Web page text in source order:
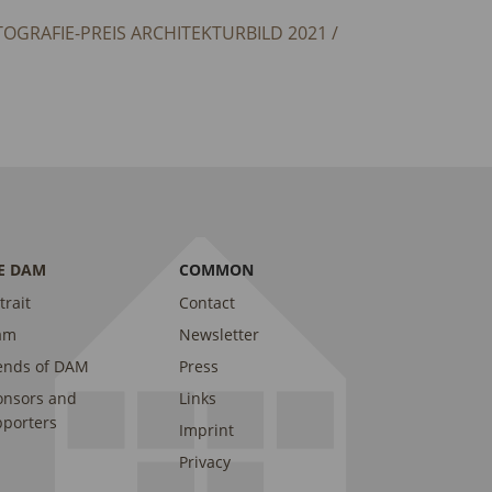
PREIS ARCHITEKTURBILD 2021 /
DAM
of DAM
and
COMMON
Contact
Newsletter
Press
Links
Imprint
Privacy